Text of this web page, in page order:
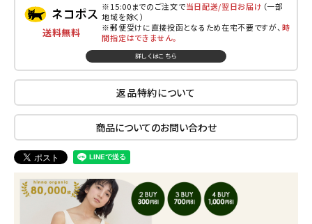
送料無料
※15:00までのご注文で当日配送/翌日お届け （一部
地域を除く）
※郵便受けに直接投函となるため在宅不要ですが、時
間指定はできません。
詳しくはこちら
返品特約について
商品についてのお問い合わせ